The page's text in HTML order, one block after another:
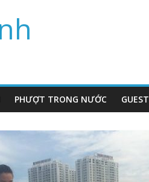
PHƯỢT TRONG NƯỚC